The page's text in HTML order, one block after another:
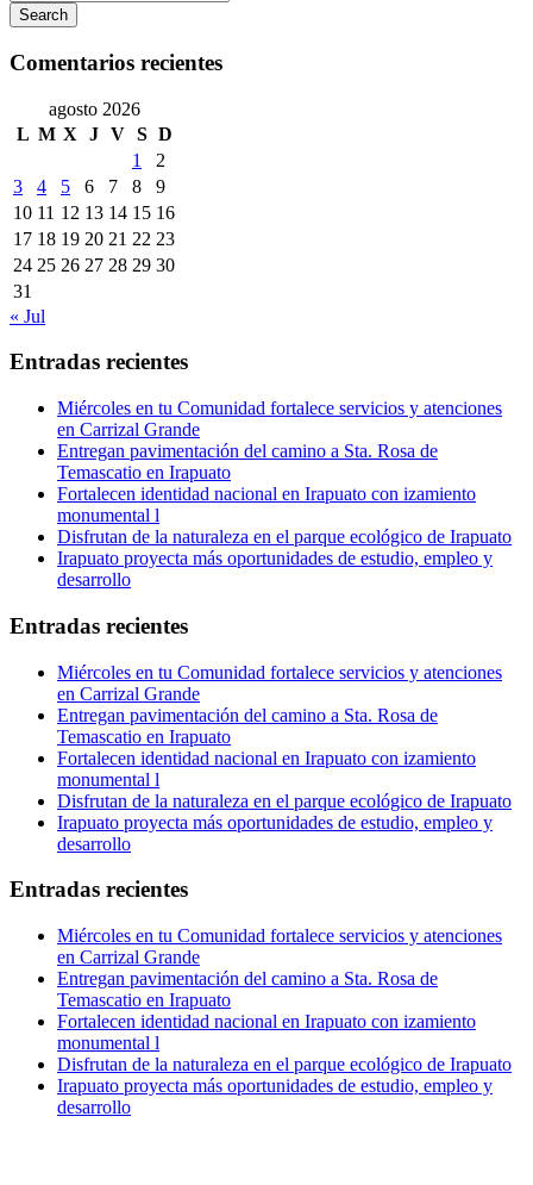
Search
Comentarios recientes
agosto 2026
L M X J V S D
1
2
3
4 5 6 7 8
9
10 11 12 13 14 15 16
17 18 19 20 21 22 23
24 25 26 27 28 29 30
31
« Jul
Entradas recientes
Miércoles en tu Comunidad fortalece servicios y atenciones
en Carrizal Grande
Entregan pavimentación del camino a Sta. Rosa de
Temascatio en Irapuato
Fortalecen identidad nacional en Irapuato con izamiento
monumental l
Disfrutan de la naturaleza en el parque ecológico de Irapuato
Irapuato proyecta más oportunidades de estudio, empleo y
desarrollo
Entradas recientes
Miércoles en tu Comunidad fortalece servicios y atenciones
en Carrizal Grande
Entregan pavimentación del camino a Sta. Rosa de
Temascatio en Irapuato
Fortalecen identidad nacional en Irapuato con izamiento
monumental l
Disfrutan de la naturaleza en el parque ecológico de Irapuato
Irapuato proyecta más oportunidades de estudio, empleo y
desarrollo
Entradas recientes
Miércoles en tu Comunidad fortalece servicios y atenciones
en Carrizal Grande
Entregan pavimentación del camino a Sta. Rosa de
Temascatio en Irapuato
Fortalecen identidad nacional en Irapuato con izamiento
monumental l
Disfrutan de la naturaleza en el parque ecológico de Irapuato
Irapuato proyecta más oportunidades de estudio, empleo y
desarrollo